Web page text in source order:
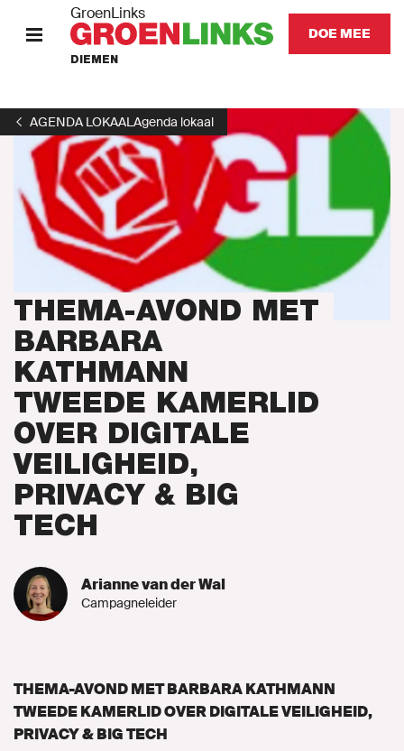
GroenLinks
DIEMEN
DOE MEE
AGENDA LOKAALAgenda lokaal
THEMA-AVOND MET
BARBARA
KATHMANN
TWEEDE KAMERLID
OVER DIGITALE
VEILIGHEID,
PRIVACY & BIG
TECH
Arianne van der Wal
Campagneleider
THEMA-AVOND MET BARBARA KATHMANN
TWEEDE KAMERLID OVER DIGITALE VEILIGHEID,
PRIVACY & BIG TECH
HOME
STANDPUNTEN
KOM IN ACTIE
Onze mensen
Onze afdeling
Nieuws
Agenda
Naar GroenLinks.nl
MIJN GROENLINKS